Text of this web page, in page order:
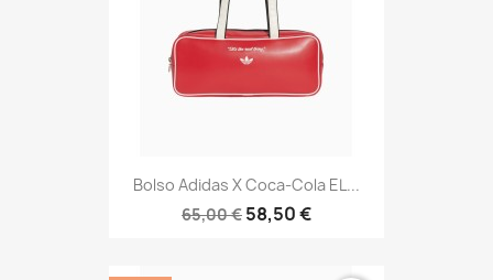
Bolso Adidas X Coca-Cola EL...
65,00 € 58,50 €